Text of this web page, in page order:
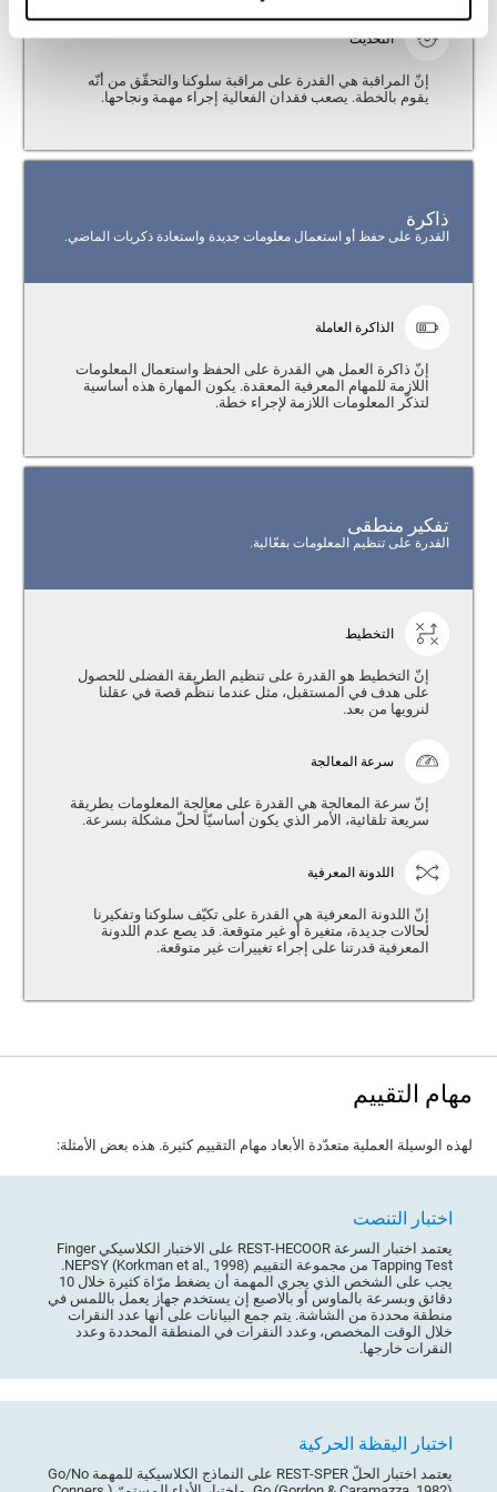
التحديث
إنّ المراقبة هي القدرة على مراقبة سلوكنا والتحقّق من أنّه
يقوم بالخطة. يصعب فقدان الفعالية إجراء مهمة ونجاحها.
ذاكرة
القدرة على حفظ أو استعمال معلومات جديدة واستعادة ذكريات الماضي.
الذاكرة العاملة
إنّ ذاكرة العمل هي القدرة على الحفظ واستعمال المعلومات
اللازمة للمهام المعرفية المعقدة. يكون المهارة هذه أساسية
لتذكّر المعلومات اللازمة لإجراء خطة.
تفكير منطقى
القدرة على تنظيم المعلومات بفعّالية.
التخطيط
إنّ التخطيط هو القدرة على تنظيم الطريقة الفضلى للحصول
على هدف في المستقبل، مثل عندما ننظّم قصة في عقلنا
لنرويها من بعد.
سرعة المعالجة
إنّ سرعة المعالجة هي القدرة على معالجة المعلومات بطريقة
سريعة تلقائية، الأمر الذي يكون أساسيّاً لحلّ مشكلة بسرعة.
اللدونة المعرفية
إنّ اللدونة المعرفية هي القدرة على تكيّف سلوكنا وتفكيرنا
لحالات جديدة، متغيرة أو غير متوقعة. قد يصع عدم اللدونة
المعرفية قدرتنا على إجراء تغييرات غير متوقعة.
مهام التقييم
لهذه الوسيلة العملية متعدّدة الأبعاد مهام التقييم كثيرة. هذه بعض الأمثلة:
اختبار التنصت
يعتمد اختبار السرعة REST-HECOOR على الاختبار الكلاسيكي Finger
Tapping Test من مجموعة التقييم NEPSY (Korkman et al., 1998).
يجب على الشخص الذي يجري المهمة أن يضغط مرّاة كثيرة خلال 10
دقائق وبسرعة بالماوس أو بالاصبع إن يستخدم جهاز يعمل باللمس في
منطقة محددة من الشاشة. يتم جمع البيانات على أنها عدد النقرات
خلال الوقت المخصص، وعدد النقرات في المنطقة المحددة وعدد
النقرات خارجها.
اختبار اليقظة الحركية
يعتمد اختبار الحلّ REST-SPER على النماذج الكلاسيكية للمهمة Go/No